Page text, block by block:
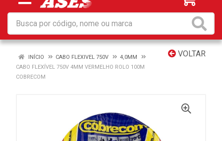
VOLTAR
INÍCIO CABO FLEXIVEL 750V
4,0MM
CABO FLEXÍVEL 750V 4MM VERMELHO ROLO 100M
COBRECOM